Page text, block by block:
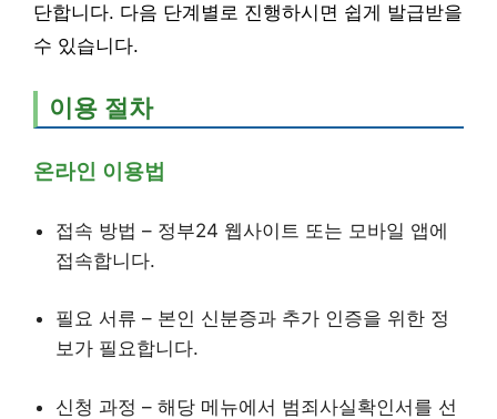
단합니다. 다음 단계별로 진행하시면 쉽게 발급받을
수 있습니다.
이용 절차
온라인 이용법
접속 방법 – 정부24 웹사이트 또는 모바일 앱에
접속합니다.
필요 서류 – 본인 신분증과 추가 인증을 위한 정
보가 필요합니다.
신청 과정 – 해당 메뉴에서 범죄사실확인서를 선